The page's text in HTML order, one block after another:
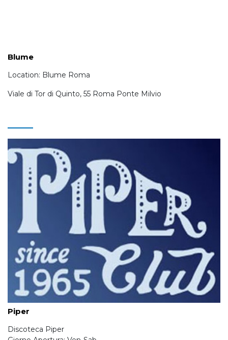
Blume
Location: Blume Roma
Viale di Tor di Quinto, 55 Roma Ponte Milvio
Piper
Discoteca Piper